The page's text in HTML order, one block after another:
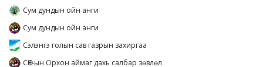
Сум дундын ойн анги
Сум дундын ойн анги
Сэлэнгэ голын сав газрын захиргаа
СӨХ-ын Орхон аймаг дахь салбар зөвлөл